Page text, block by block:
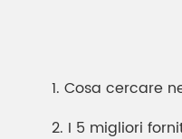
1. Cosa cercare
2. I 5 migliori